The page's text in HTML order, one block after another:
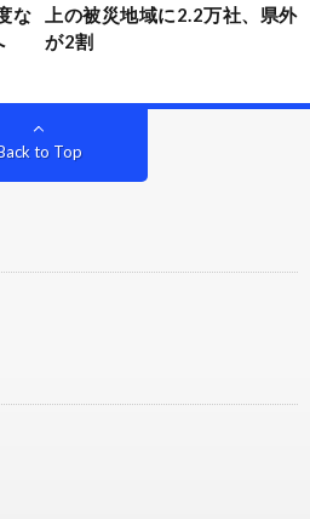
な
上の被災地域に2.2万社、県外
が2割
to Top